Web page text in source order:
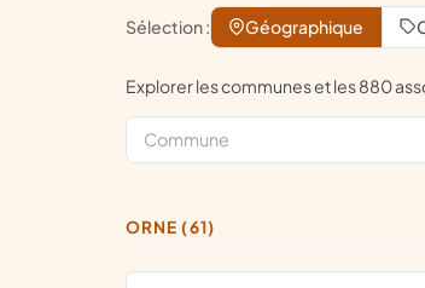
Sélection : Géographique
Explorer les communes et les 880
ORNE (61)